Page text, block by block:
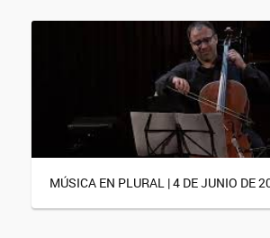
MÚSICA EN PLURAL | 4 DE JUNIO DE